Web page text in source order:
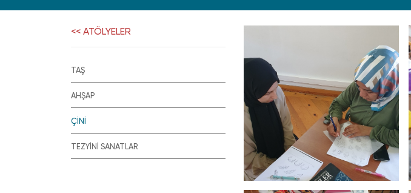
<< ATÖLYELER
TAŞ
AHŞAP
ÇİNİ
TEZYİNİ SANATLAR